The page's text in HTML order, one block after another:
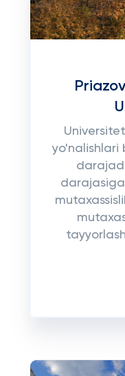
yo'nalishlari